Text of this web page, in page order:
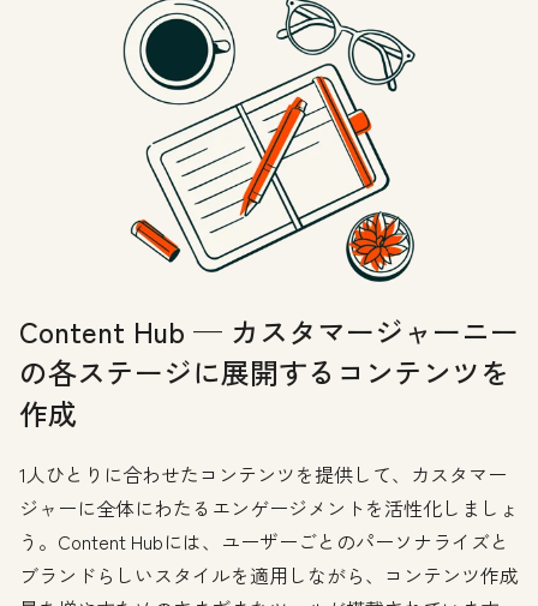
Content Hub — カスタマージャーニー
の各ステージに展開するコンテンツを
作成
1人ひとりに合わせたコンテンツを提供して、カスタマー
ジャーに全体にわたるエンゲージメントを活性化しましょ
う。Content Hubには、ユーザーごとのパーソナライズと
ブランドらしいスタイルを適用しながら、コンテンツ作成